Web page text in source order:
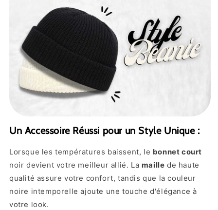
Un Accessoire Réussi pour un Style Unique :
Lorsque les températures baissent, le bonnet court
noir devient votre meilleur allié. La maille de haute
qualité assure votre confort, tandis que la couleur
noire intemporelle ajoute une touche d'élégance à
votre look.